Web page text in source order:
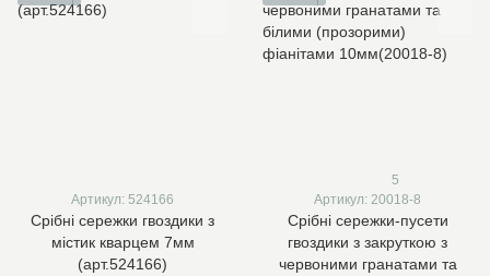
Артикул: 524166
Срібні сережки гвоздики з
містик кварцем 7мм
(арт.524166)
5
Артикул: 20018-8
Срібні сережки-пусети
гвоздики з закруткою з
червоними гранатами та